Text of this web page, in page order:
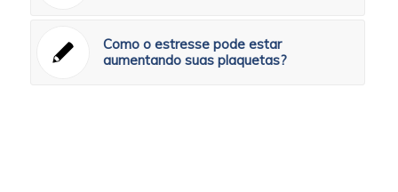
Como o estresse pode estar
aumentando suas plaquetas?